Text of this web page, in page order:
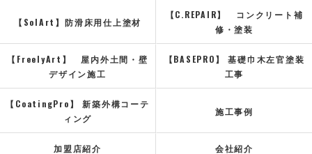
【SolArt】防滑床用仕上塗材
【C.REPAIR】 コンクリート補
修・塗装
【FreelyArt】 屋内外土間・壁
デザイン施工
【BASEPRO】 基礎巾木左官塗装
工事
【CoatingPro】 新築外構コーテ
ィング
施工事例
加盟店紹介 会社紹介